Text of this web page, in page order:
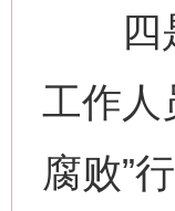
四是
工作人
腐败”